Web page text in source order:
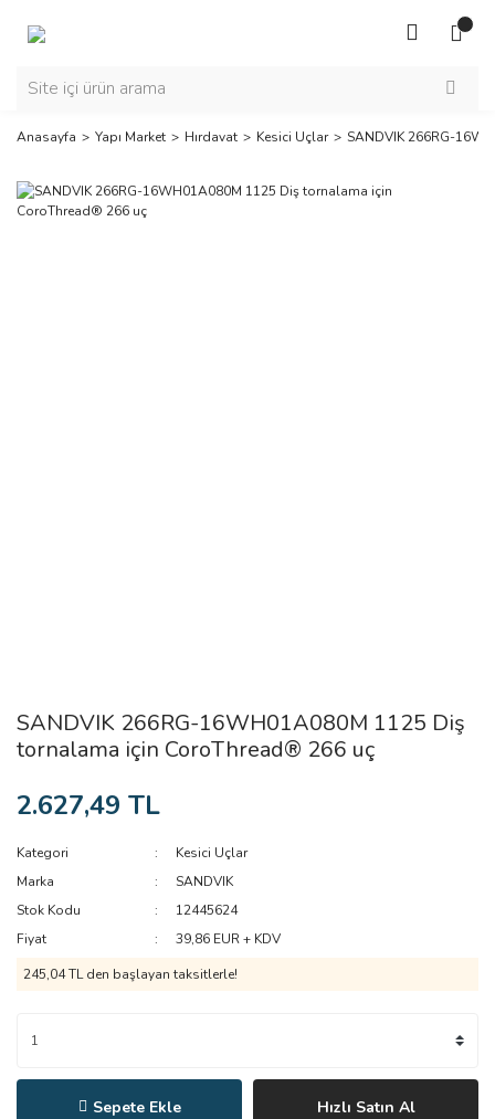
Anasayfa Yapı Market Hırdavat Kesici Uçlar SANDVIK 266RG-
SANDVIK 266RG-16WH01A080M 1125 Diş
tornalama için CoroThread® 266 uç
2.627,49 TL
Kategori
Kesici Uçlar
Marka
SANDVIK
Stok Kodu
12445624
Fiyat
39,86 EUR + KDV
245,04 TL den başlayan taksitlerle!
Sepete Ekle Hızlı Satın Al